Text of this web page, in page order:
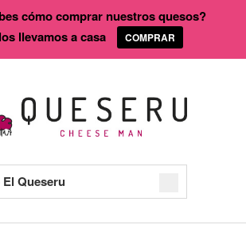
Queseru
cómo comprar nuestros quesos?
llevamos a casa
COMPRAR